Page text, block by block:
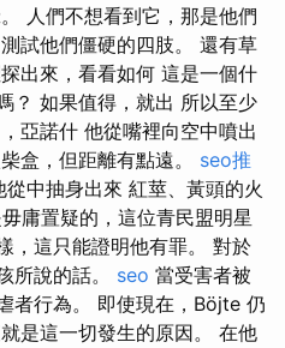
人們不想看到它，那是他們
試他們僵硬的四肢。 還有草
出來，看看如何 這是一個什
？ 如果值得，就出 所以至少
亞諾什 他從嘴裡向空中噴出
盒，但距離有點遠。 seo推
中抽身出來 紅莖、黃頭的火
庸置疑的，這位青民盟明星
，這只能證明他有罪。 對於
所說的話。 seo 當受害者被
者行為。 即使現在，Böjte 仍
是這一切發生的原因。 在他